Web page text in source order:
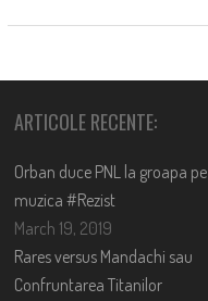
ARTICOLE RECENTE:
Orban duce PNL la groapa pe
muzica #Rezist
March 19, 2019
Rares versus Mandachi sau
Confruntarea Titanilor